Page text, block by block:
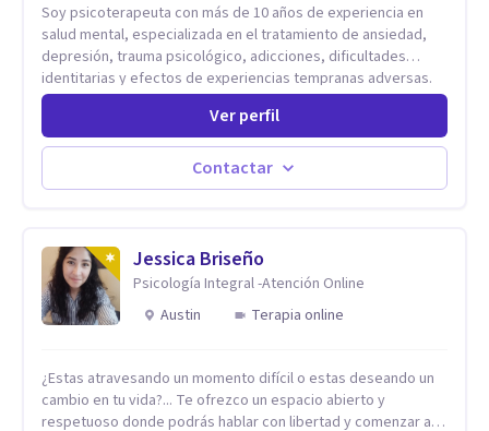
Soy psicoterapeuta con más de 10 años de experiencia en
salud mental, especializada en el tratamiento de ansiedad,
depresión, trauma psicológico, adicciones, dificultades
identitarias y efectos de experiencias tempranas adversas.
Ofrezco un espacio terapéutico seguro, confidencial y
profundamente humano, donde el dolor emocional puede
transformarse en autoconocimiento, regulación emocional y
psicoanálisis, terapia somática y de trauma, psicología
Psicología Analítica Junguiana. Mi abordaje también incorpora
perspectivas interculturales, ecopsicología y el trabajo
simbólico con el inconsciente, entendiendo que cada
proceso terapéutico es único y requiere una mirada
Ver perfil
Contactar
Jessica Briseño
Psicología Integral -Atención Online
Austin
Terapia online
¿Estas atravesando un momento difícil o estas deseando un
cambio en tu vida?... Te ofrezco un espacio abierto y
respetuoso donde podrás hablar con libertad y comenzar a